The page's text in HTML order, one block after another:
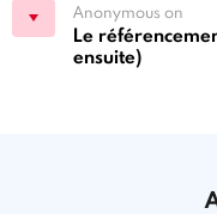
Anonymous on
Le
ensuite)